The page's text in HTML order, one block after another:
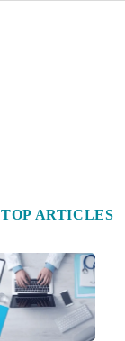
TOP ARTICLES